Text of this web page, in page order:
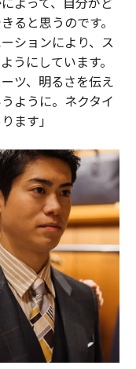
ると思うのです。
ションにより、ス
うにしています。
ツ、明るさを伝え
ように。ネクタイ
ます」